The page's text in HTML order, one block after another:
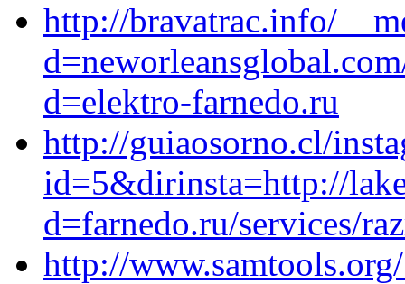
http://bravatrac.info/
d=elektro-farnedo.ru
http://guiaosorno.cl/
id=5&dirinsta=http://
d=farnedo.ru/services/
http://